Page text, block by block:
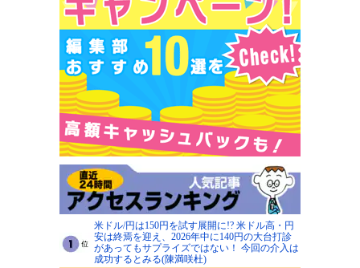
米ドル/円は150円を試す展開に!? 米ドル高・円
安は終焉を迎え、2026年中に140円の大台打診
があってもサプライズではない！ 今回の介入は
成功するとみる(陳満咲杜)